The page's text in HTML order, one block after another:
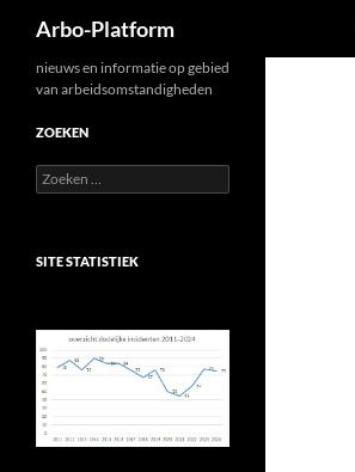
Arbo-Platform
nieuws en informatie op gebied
van arbeidsomstandigheden
ZOEKEN
Zoeken
naar:
SITE STATISTIEK